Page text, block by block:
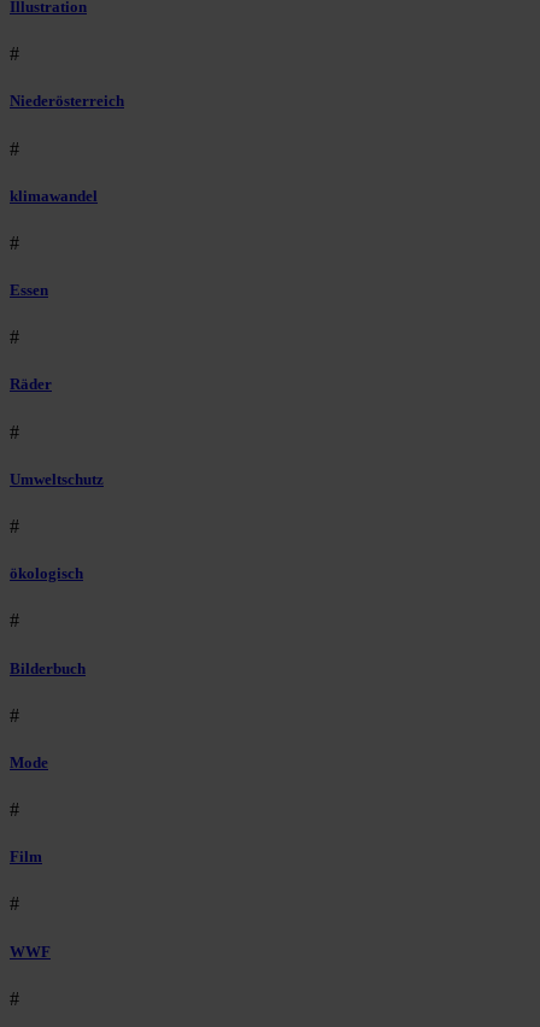
Illustration
#
Niederösterreich
#
klimawandel
#
Essen
#
Räder
#
Umweltschutz
#
ökologisch
#
Bilderbuch
#
Mode
#
Film
#
WWF
#